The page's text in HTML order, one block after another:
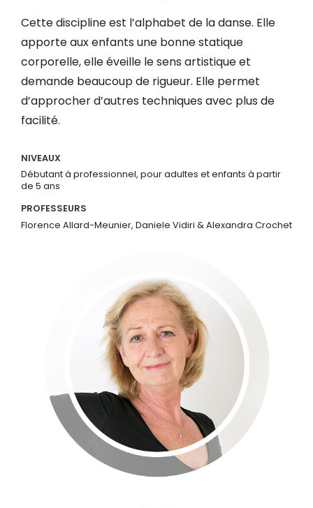
Cette discipline est l’alphabet de la danse. Elle
apporte aux enfants une bonne statique
corporelle, elle éveille le sens artistique et
demande beaucoup de rigueur. Elle permet
d’approcher d’autres techniques avec plus de
facilité.
NIVEAUX
Débutant à professionnel, pour adultes et enfants à partir
de 5 ans
PROFESSEURS
Florence Allard-Meunier, Daniele Vidiri & Alexandra Crochet